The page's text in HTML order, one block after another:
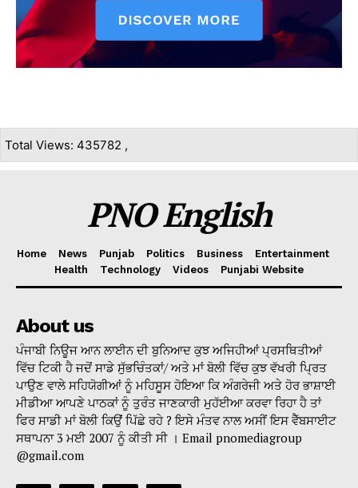
Total Views: 435782 ,
PNO English
Home News Punjab Politics Business
Entertainment
Health
Technology Videos Punjabi Website
About us
ਪੰਜਾਬੀ ਨਿਊਜ ਆਨ ਲਾਈਨ ਦੀ ਬੁਨਿਆਦ ਕੁਝ ਅਜਿਹੀਆਂ ਪ੍ਰਸਥਿਤੀਆਂ
ਵਿੱਚ ਟਿਕੀ ਹੈ ਜਦੋਂ ਸਾਡੇ ਸੁੱਭਚਿੰਤਕਾਂ/ ਅਤੇ ਮਾਂ ਬੋਲੀ ਵਿੱਚ ਕੁਝ ਵੱਖਰੀ ਪ੍ਰਿਤ
ਪਾਉਣ ਵਾਲੇ ਸਹਿਯੋਗੀਆਂ ਨੂੰ ਮਹਿਸੂਸ ਹੋਇਆ ਕਿ ਅੰਗਰੇਜੀ ਅਤੇ ਹੋਰ ਭਾਸ਼ਾਈ
ਮੀਡੀਆ ਆਪਣੇ ਪਾਠਕਾਂ ਨੂੰ ਤੁਰੰਤ ਜਾਣਕਾਰੀ ਮੁਹੱਈਆ ਕਰਵਾ ਰਿਹਾ ਹੈ ਤਾਂ
ਫਿਰ ਸਾਡੀ ਮਾਂ ਬੋਲੀ ਕਿਉਂ ਪਿੱਛੇ ਰਹੇ ? ਇਸੇ ਮੰਤਵ ਨਾਲ ਅਸੀਂ ਇਸ ਵੈੱਬਸਾਈਟ
ਸਥਾਪਨਾ 3 ਮਈ 2007 ਨੂੰ ਕੀਤੀ ਸੀ । Email pnomediagroup
@gmail.com